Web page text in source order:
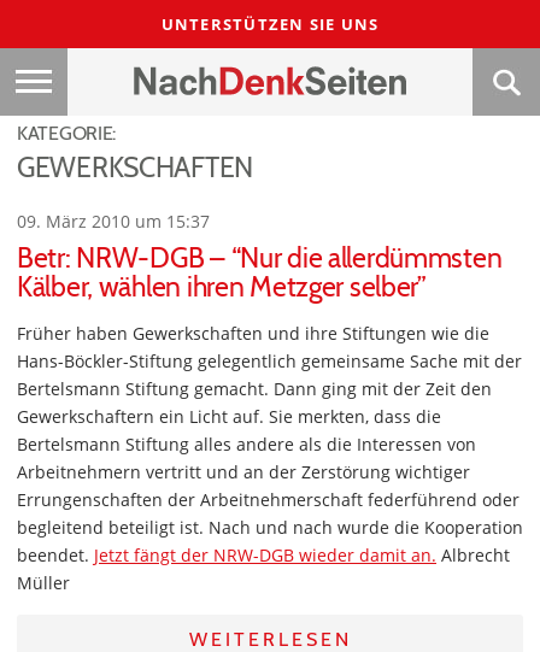
UNTERSTÜTZEN SIE UNS
KATEGORIE:
GEWERKSCHAFTEN
09. März 2010 um 15:37
Betr: NRW-DGB – “Nur die allerdümmsten
Kälber, wählen ihren Metzger selber”
Früher haben Gewerkschaften und ihre Stiftungen wie die
Hans-Böckler-Stiftung gelegentlich gemeinsame Sache mit der
Bertelsmann Stiftung gemacht. Dann ging mit der Zeit den
Gewerkschaftern ein Licht auf. Sie merkten, dass die
Bertelsmann Stiftung alles andere als die Interessen von
Arbeitnehmern vertritt und an der Zerstörung wichtiger
Errungenschaften der Arbeitnehmerschaft federführend oder
begleitend beteiligt ist. Nach und nach wurde die Kooperation
beendet. Jetzt fängt der NRW-DGB wieder damit an. Albrecht
Müller
WEITERLESEN